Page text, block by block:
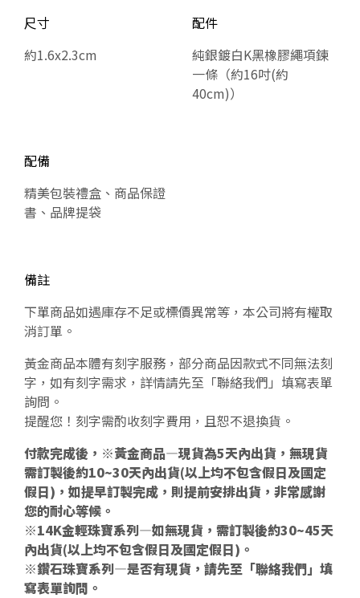
尺寸
約1.6x2.3cm
配件
純銀鍍白K黑橡膠繩項鍊
一條（約16吋(約
40cm)）
配備
精美包裝禮盒、商品保證
書、品牌提袋
備註
下單商品如遇庫存不足或標價異常等，本公司將有權取
消訂單。
黃金商品本體有刻字服務，部分商品因款式不同無法刻
字，如有刻字需求，詳情請先至「聯絡我們」填寫表單
詢問。
提醒您！刻字需酌收刻字費用，且恕不退換貨。
付款完成後，※黃金商品—現貨為5天內出貨，無現貨
需訂製後約10~30天內出貨(以上均不包含假日及國定
假日)，如提早訂製完成，則提前安排出貨，非常感謝
您的耐心等候。
※14K金輕珠寶系列—如無現貨，需訂製後約30~45天
內出貨(以上均不包含假日及國定假日)。
※鑽石珠寶系列—是否有現貨，請先至「聯絡我們」填
寫表單詢問。